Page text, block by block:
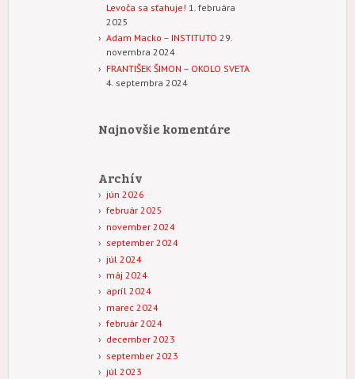
Levoča sa sťahuje! 1. februára
2025
Adam Macko – INSTITUTO 29.
novembra 2024
FRANTIŠEK ŠIMON – OKOLO SVETA
4. septembra 2024
Najnovšie komentáre
Archív
jún 2026
február 2025
november 2024
september 2024
júl 2024
máj 2024
apríl 2024
marec 2024
február 2024
december 2023
september 2023
júl 2023